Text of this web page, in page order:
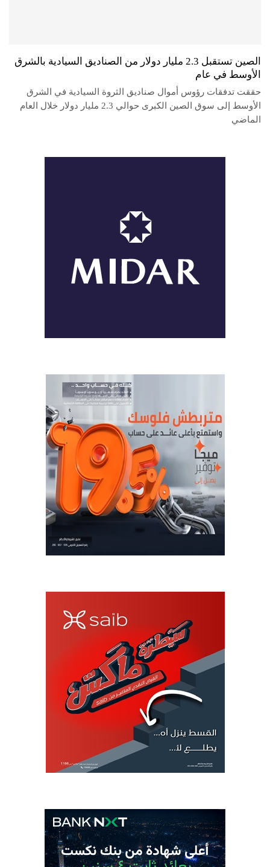
الصين تستقبل 2.3 مليار دولار من الصناديق السيادية بالشرق
الأوسط في عام
حققت تدفقات رؤوس أموال صناديق الثروة السيادية في الشرق
الأوسط إلى سوق الصين الكبرى حوالي 2.3 مليار دولار خلال العام
الماضي